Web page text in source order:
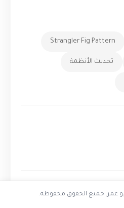
Strangler Fig Pattern
تحديث الأنظمة